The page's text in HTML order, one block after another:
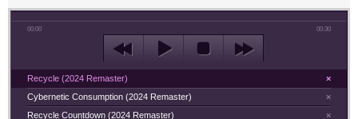
00:00 00:30
×
Recycle (2024 Remaster)
×
Cybernetic Consumption (2024 Remaster)
×
Recycle Countdown (2024 Remaster)